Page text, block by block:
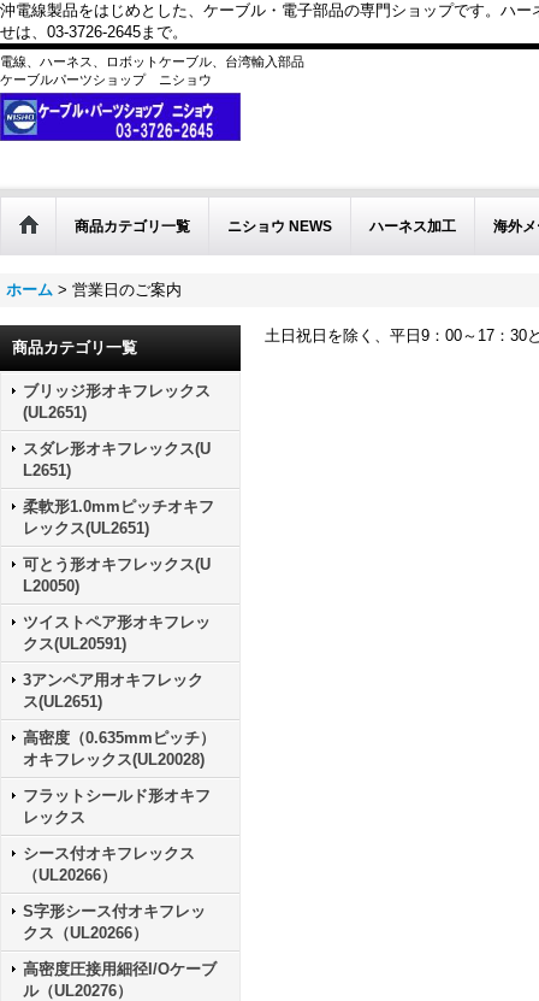
沖電線製品をはじめとした、ケーブル・電子部品の専門ショップです。ハ
せは、03-3726-2645まで。
電線、ハーネス、ロボットケーブル、台湾輸入部品
ケーブルパーツショップ ニショウ
商品カテゴリ一覧 ニショウ NEWS ハーネス加工 海外
ホーム > 営業日のご案内
商品カテゴリ一覧
ブリッジ形オキフレックス
(UL2651)
スダレ形オキフレックス(U
L2651)
柔軟形1.0mmピッチオキフ
レックス(UL2651)
可とう形オキフレックス(U
L20050)
ツイストペア形オキフレッ
クス(UL20591)
3アンペア用オキフレック
ス(UL2651)
高密度（0.635mmピッチ）
オキフレックス(UL20028)
フラットシールド形オキフ
レックス
シース付オキフレックス
（UL20266）
S字形シース付オキフレッ
クス（UL20266）
高密度圧接用細径I/Oケーブ
ル（UL20276）
土日祝日を除く、平日9：00～17：30